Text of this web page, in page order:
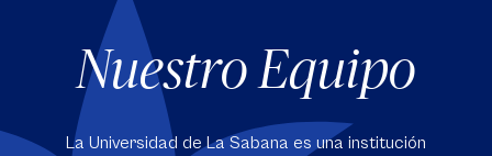
Nuestro Equipo
La Universidad de La Sabana es una institución